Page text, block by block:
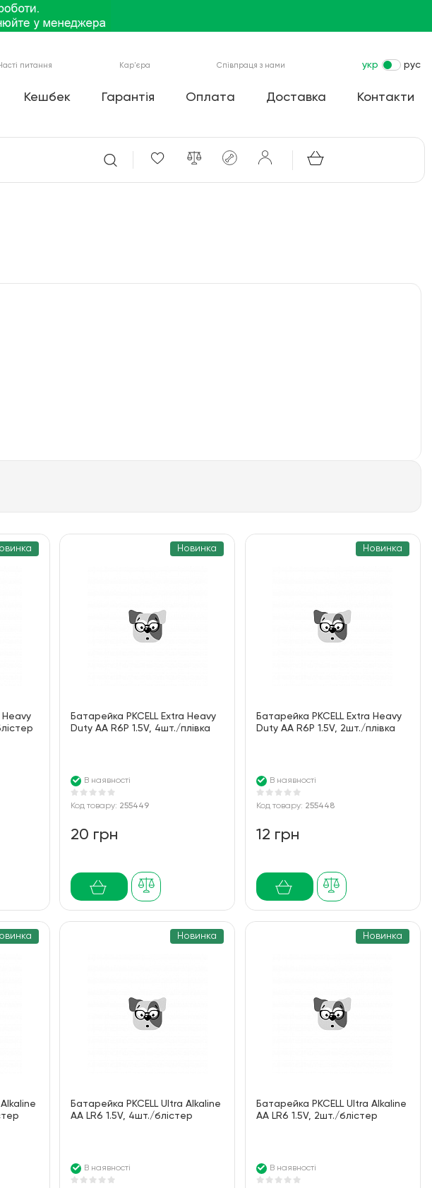
питання Кар'єра Співпраця з нами укр рус
Кешбек Гарантія Оплата Доставка Контакти
Heavy
Новинка
Батарейка PKCELL Extra Heavy
Duty AA R6P 1.5V, 4шт./плівка
В наявності
Код товару: 255449
20 грн
Новинка
Батарейка PKCELL Extra Heavy
Duty AA R6P 1.5V, 2шт./плівка
В наявності
Код товару: 255448
12 грн
Новинка
Батарейка PKCELL Ultra Alkaline
AA LR6 1.5V, 4шт./блістер
В наявності
Новинка
Батарейка PKCELL Ultra Alkaline
AA LR6 1.5V, 2шт./блістер
В наявності